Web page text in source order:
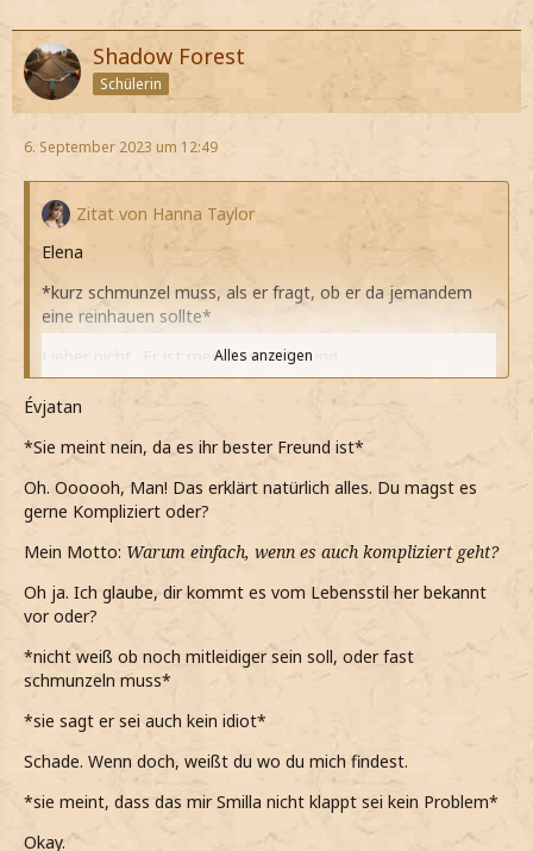
Shadow Forest
Schülerin
6. September 2023 um 12:49
Zitat von Hanna Taylor
Elena
*kurz schmunzel muss, als er fragt, ob er da jemandem
eine reinhauen sollte*
Lieber nicht...Er ist mein bester Freund
*darauf meine und ihn etwas hilflos anschaue*
Ich wünschte er wäre es...dann gäbe es wenigstens einen
Grund
*noch sage, als er fragt, ob das so ein Idiot ist*
*Owen das genaue Gegenteil von einem Idiot ist*
*als das mit Smilla abstreite, er wieder den Kopf schüttelt
und sagt, dass das nur so eine Idee war*
Schon okay
*nur sage, da er es bestimmt nur gut gemeint hat*
*mir aber sicher bin, dass meine Meinung über Smilla nicht
so schnell ändern werde*
*als sein Magen knurrt, moch urplötzlich aus seiner
Umarmung löse*
Alles anzeigen
Évjatan
*Sie meint nein, da es ihr bester Freund ist*
Oh. Oooooh, Man! Das erklärt natürlich alles. Du magst es
gerne Kompliziert oder?
Mein Motto: Warum einfach, wenn es auch kompliziert geht?
Oh ja. Ich glaube, dir kommt es vom Lebensstil her bekannt
vor oder?
*nicht weiß ob noch mitleidiger sein soll, oder fast
schmunzeln muss*
*sie sagt er sei auch kein idiot*
Schade. Wenn doch, weißt du wo du mich findest.
*sie meint, dass das mir Smilla nicht klappt sei kein Problem*
Okay.